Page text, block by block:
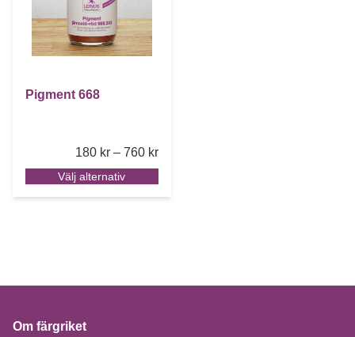
Pigment 668
180 kr – 760 krPrice range: 180 kr through 760 kr
Välj alternativ
Om färgriket